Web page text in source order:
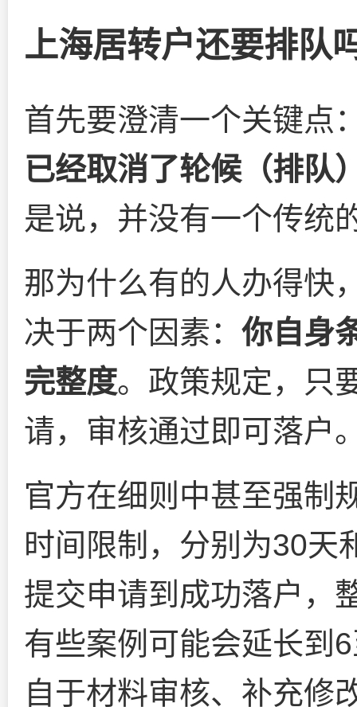
上海居转户还要排队
首先要澄清一个关键点
已经取消了轮候（排队
是说，并没有一个传统
那为什么有的人办得快
决于两个因素： 你自身
完整度。政策规定，只
请，审核通过即可落户
官方在细则中甚至强制
时间限制，分别为30天
提交申请到成功落户，
有些案例可能会延长到
自于材料审核、补充修